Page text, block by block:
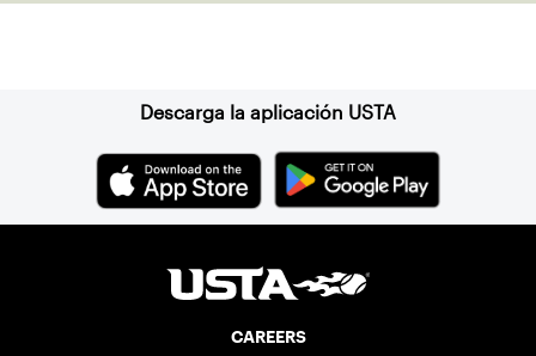
Descarga la aplicación USTA
CAREERS